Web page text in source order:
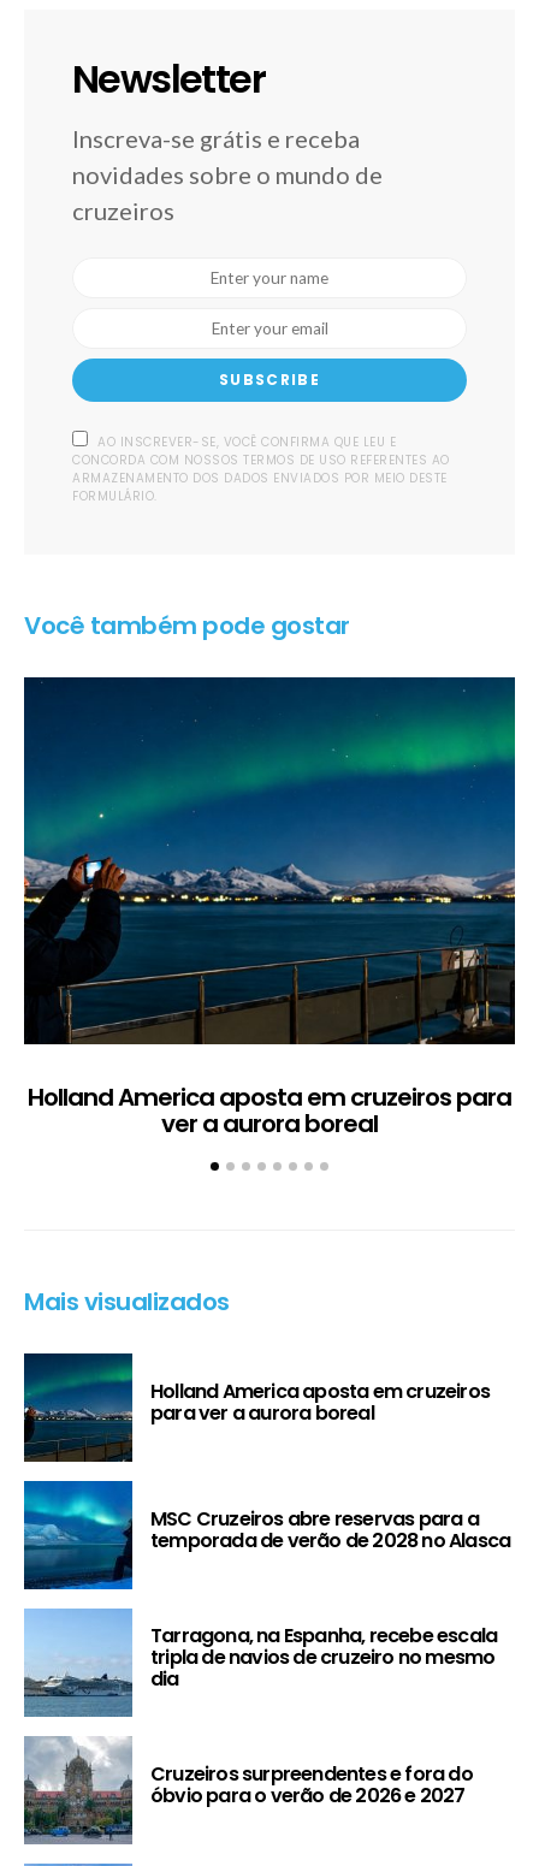
Newsletter
Inscreva-se grátis e receba
novidades sobre o mundo de
cruzeiros
SUBSCRIBE
AO INSCREVER-SE, VOCÊ CONFIRMA QUE LEU E
CONCORDA COM NOSSOS TERMOS DE USO REFERENTES AO
ARMAZENAMENTO DOS DADOS ENVIADOS POR MEIO DESTE
FORMULÁRIO.
Você também pode gostar
Holland America aposta em cruzeiros para
ver a aurora boreal
Mais visualizados
Holland America aposta em cruzeiros
para ver a aurora boreal
MSC Cruzeiros abre reservas para a
temporada de verão de 2028 no Alasca
Tarragona, na Espanha, recebe escala
tripla de navios de cruzeiro no mesmo
dia
Cruzeiros surpreendentes e fora do
óbvio para o verão de 2026 e 2027